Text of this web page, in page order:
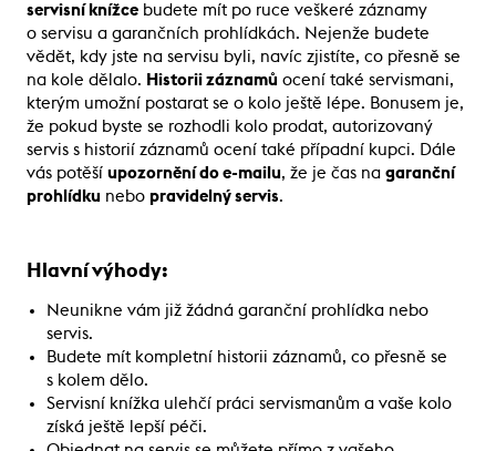
servisní knížce budete mít po ruce veškeré záznamy
o servisu a garančních prohlídkách. Nejenže budete
vědět, kdy jste na servisu byli, navíc zjistíte, co přesně se
na kole dělalo. Historii záznamů ocení také servismani,
kterým umožní postarat se o kolo ještě lépe. Bonusem je,
že pokud byste se rozhodli kolo prodat, autorizovaný
servis s historií záznamů ocení také případní kupci. Dále
vás potěší upozornění do e-mailu, že je čas na garanční
prohlídku nebo pravidelný servis.
Hlavní výhody:
Neunikne vám již žádná garanční prohlídka nebo
servis.
Budete mít kompletní historii záznamů, co přesně se
s kolem dělo.
Servisní knížka ulehčí práci servismanům a vaše kolo
získá ještě lepší péči.